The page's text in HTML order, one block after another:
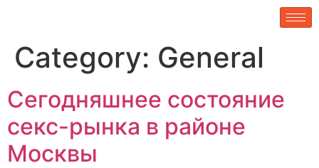
Category: General
Сегодняшнее состояние
секс-рынка в районе
Москвы